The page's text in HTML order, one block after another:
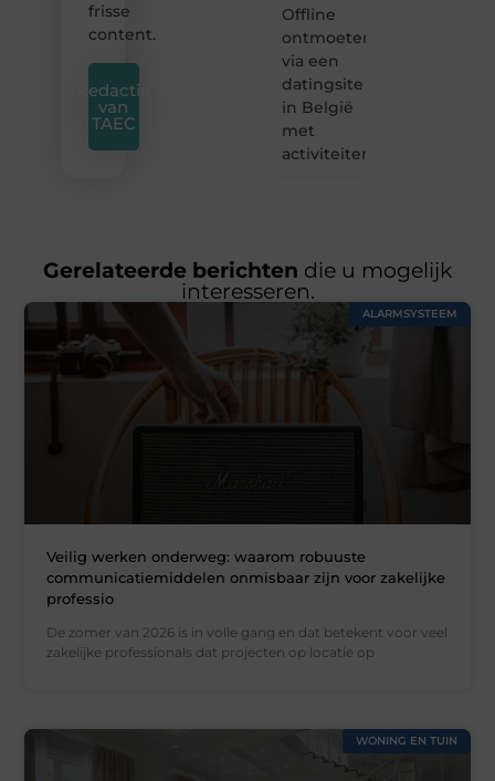
frisse
content.
Redactie
van
TAEC
Offline
ontmoeten
via een
datingsite
in België
met
activiteiten
Gerelateerde berichten die u mogelijk
interesseren.
ALARMSYSTEEM
Veilig werken onderweg: waarom robuuste
communicatiemiddelen onmisbaar zijn voor zakelijke
professio
De zomer van 2026 is in volle gang en dat betekent voor veel
zakelijke professionals dat projecten op locatie op
WONING EN TUIN